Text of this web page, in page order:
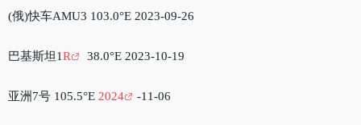
(俄)快车AMU3 103.0°E 2023-09-26
巴基斯坦1R 38.0°E 2023-10-19
亚洲7号 105.5°E 2024 -11-06